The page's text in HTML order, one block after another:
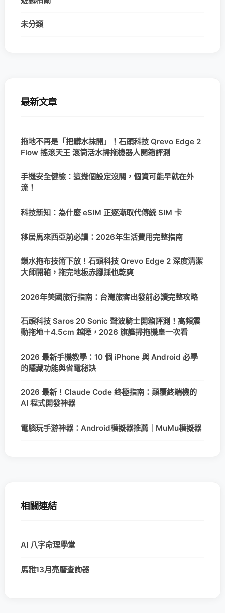
未分類
最新文章
拖地不再是「把髒水抹開」！石頭科技 Qrevo Edge 2
Flow 搖滾天王 滾筒活水掃拖機器人開箱評測
手機安全健檢：這幾個設定沒關，個資可能早就在外
流！
科技新知：為什麼 eSIM 正逐漸取代傳統 SIM 卡
移居馬來西亞前必讀：2026年生活費用完整指南
鎖水拖布技術下放！石頭科技 Qrevo Edge 2 深度清潔
大師開箱，拖完地板赤腳踩也乾爽
2026年美國旅行指南：台灣旅客出發前必讀完整攻略
石頭科技 Saros 20 Sonic 聲波騎士開箱評測！高頻震
動拖地＋4.5cm 越障，2026 旗艦掃拖機皇一次看
2026 最新手機教學：10 個 iPhone 與 Android 必學
的隱藏功能與省電秘訣
2026 最新！Claude Code 終極指南：顛覆終端機的
AI 程式開發神器
電腦玩手游神器：Android模擬器推薦｜MuMu模擬器
相關連結
AI 八字命理學堂
馬雅13月亮曆查詢器